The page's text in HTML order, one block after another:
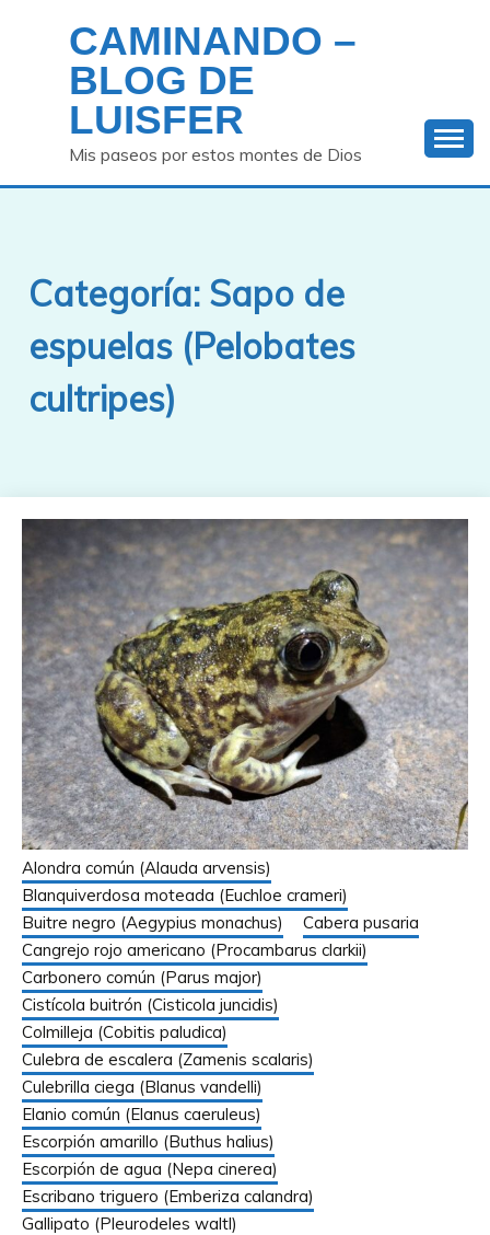
contenido
CAMINANDO –
BLOG DE
LUISFER
Mis paseos por estos montes de Dios
Categoría: Sapo de
espuelas (Pelobates
cultripes)
Alondra común (Alauda arvensis)
Blanquiverdosa moteada (Euchloe crameri)
Buitre negro (Aegypius monachus)
Cabera pusaria
Cangrejo rojo americano (Procambarus clarkii)
Carbonero común (Parus major)
Cistícola buitrón (Cisticola juncidis)
Colmilleja (Cobitis paludica)
Culebra de escalera (Zamenis scalaris)
Culebrilla ciega (Blanus vandelli)
Elanio común (Elanus caeruleus)
Escorpión amarillo (Buthus halius)
Escorpión de agua (Nepa cinerea)
Escribano triguero (Emberiza calandra)
Gallipato (Pleurodeles waltl)